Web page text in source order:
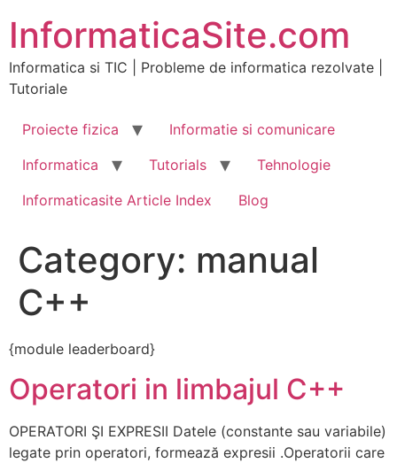
content
InformaticaSite.com
Informatica si TIC | Probleme de informatica rezolvate |
Tutoriale
Proiecte fizica
Informatie si comunicare
Informatica
Tutorials
Tehnologie
Informaticasite Article Index
Blog
Category: manual
C++
{module leaderboard}
Operatori in limbajul C++
OPERATORI ŞI EXPRESII Datele (constante sau variabile)
legate prin operatori, formează expresii .Operatorii care